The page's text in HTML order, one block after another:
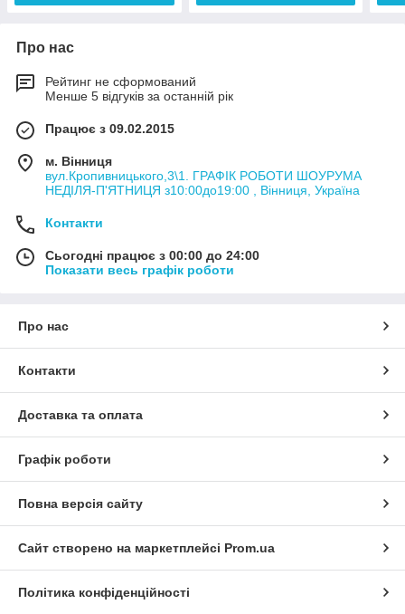
Про нас
Рейтинг не сформований
Менше 5 відгуків за останній рік
Працює з 09.02.2015
м. Вінниця
вул.Кропивницького,3\1. ГРАФІК РОБОТИ ШОУРУМА
НЕДІЛЯ-П'ЯТНИЦЯ з10:00до19:00 , Вінниця, Україна
Контакти
Сьогодні працює з 00:00 до 24:00
Показати весь графік роботи
Про нас
Контакти
Доставка та оплата
Графік роботи
Повна версія сайту
Сайт створено на маркетплейсі Prom.ua
Політика конфіденційності